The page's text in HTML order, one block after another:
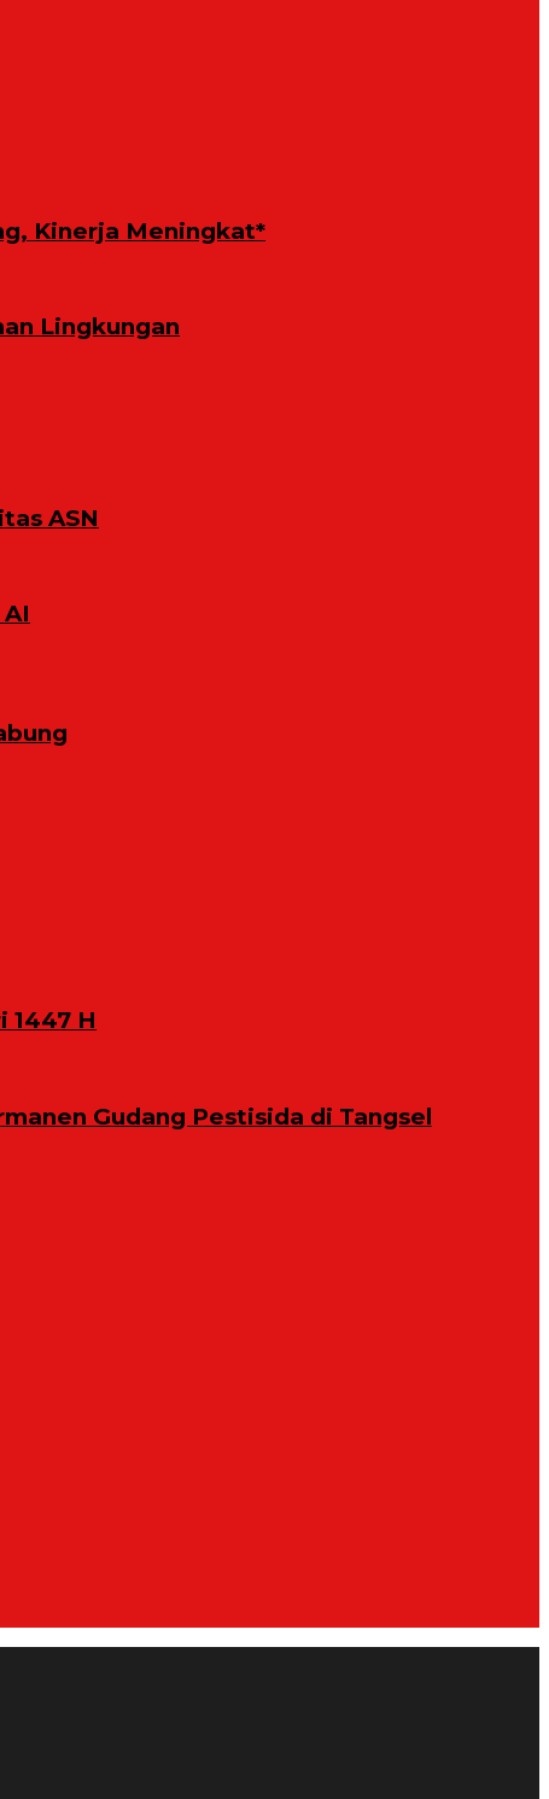
Kinerja Meningkat*
Lingkungan
ASN
1447 H
Gudang Pestisida di Tangsel